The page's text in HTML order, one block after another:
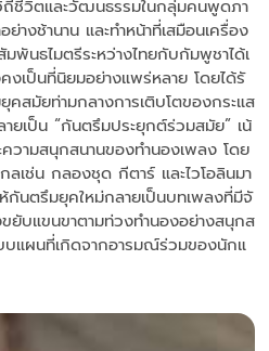
ชีวิตและวัฒนธรรมในกลุ่มคนพูดภา
ย่างช้านาน และทำหน้าที่เสมือนเครื่อง
พันธไมตรีระหว่างไทยกับกัมพูชาได้เ
เป็นที่นิยมอย่างแพร่หลาย โดยได้รั
สมัยท่ามกลางการเติบโตของกระแส
เป็น “กันตรึมประยุกต์ร่วมสมัย” เน้
ความสนุกสนานของทำนองเพลง โดย
เช่น กลองชุด กีตาร์ และไวโอลินมา
กันตรึมยุคใหม่กลายเป็นบทเพลงที่มีจั
ยับแขนขาตามท่วงทำนองอย่างสนุกส
บแผนที่เกิดจากอารมณ์ร่วมของนักแ